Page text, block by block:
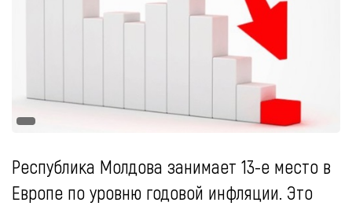
Республика Молдова занимает 13-е место в
Европе по уровню годовой инфляции. Это